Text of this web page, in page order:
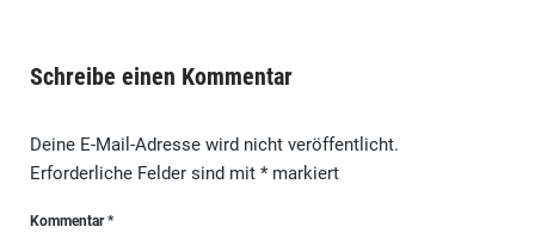
Schreibe einen Kommentar
Deine E-Mail-Adresse wird nicht veröffentlicht.
Erforderliche Felder sind mit *markiert
Kommentar*